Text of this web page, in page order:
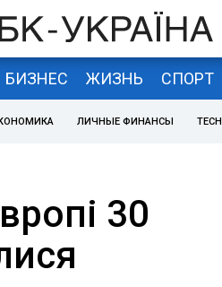
БИЗНЕС ЖИЗНЬ СПОРТ
ЛИЧНЫЕ ФИНАНСЫ TECH
30